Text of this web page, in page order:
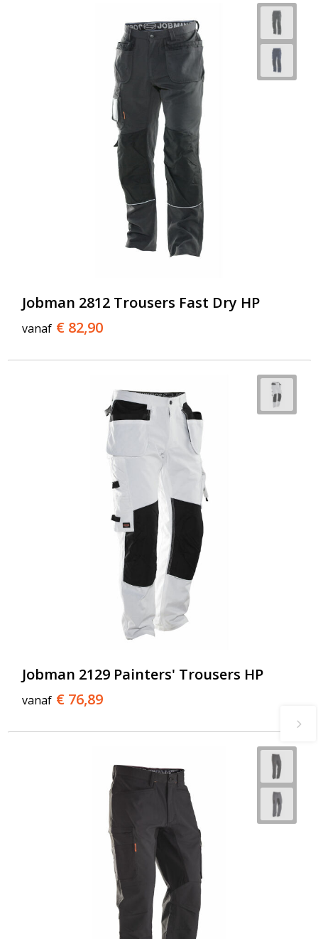
Jobman 2812 Trousers Fast Dry HP
vanaf € 82,90
Jobman 2129 Painters' Trousers HP
vanaf € 76,89